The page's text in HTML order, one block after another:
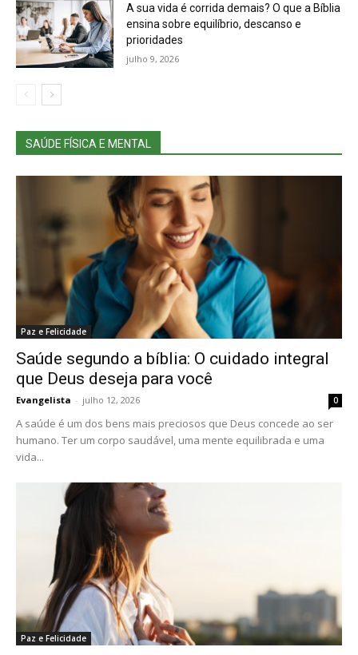
A sua vida é corrida demais? O que a Bíblia
ensina sobre equilíbrio, descanso e
prioridades
julho 9, 2026
SAÚDE FÍSICA E MENTAL
Paz e Felicidade
Saúde segundo a bíblia: O cuidado integral
que Deus deseja para você
Evangelista - julho 12, 2026 0
A saúde é um dos bens mais preciosos que Deus concede ao ser
humano. Ter um corpo saudável, uma mente equilibrada e uma
vida...
Paz e Felicidade